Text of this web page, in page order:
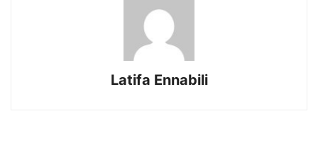
Latifa Ennabili